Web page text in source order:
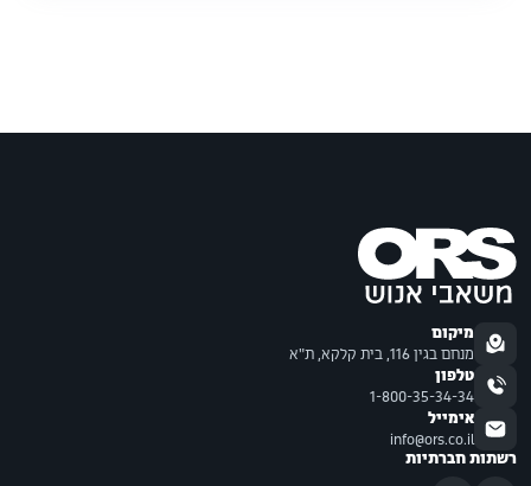
מיקום
מנחם בגין 116, בית קלקא, ת"א
טלפון
1-800-35-34-34
אימייל
info@ors.co.il
רשתות חברתיות